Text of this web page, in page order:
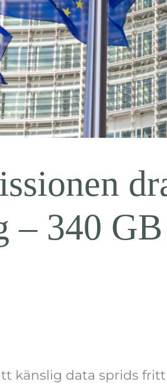
– 340
känslig data sprids